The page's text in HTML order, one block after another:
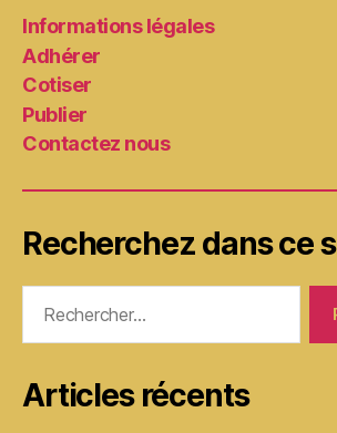
Informations légales
Adhérer
Cotiser
Publier
Contactez nous
Recherchez dans ce
Articles récents